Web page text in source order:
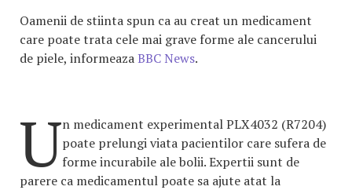
Oamenii de stiinta spun ca au creat un medicament
care poate trata cele mai grave forme ale cancerului
de piele, informeazaBBC News.
Un medicament experimental PLX4032 (R7204)
poate prelungi viata pacientilor care sufera de
forme incurabile ale bolii. Expertii sunt de
parere ca medicamentul poate sa ajute atat la